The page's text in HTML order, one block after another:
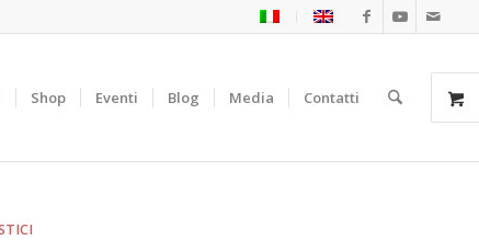
Shop Eventi Blog Media Contatti